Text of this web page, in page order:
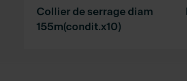
Collier de serrage diam
155m(condit.x10)